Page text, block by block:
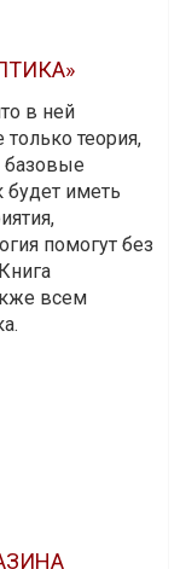
в ней
теория,
базовые
иметь
помогут без
всем